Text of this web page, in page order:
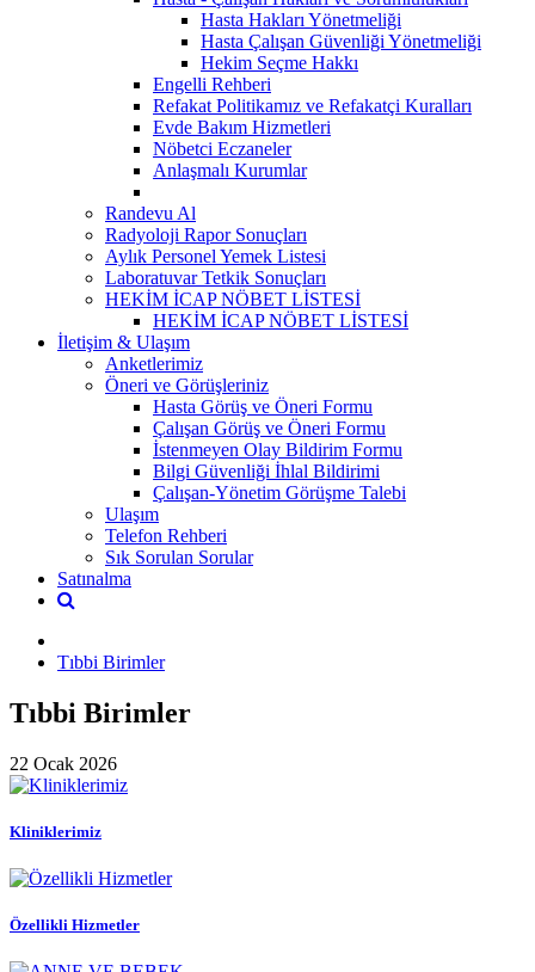
Hasta Hakları Yönetmeliği
Hasta Çalışan Güvenliği Yönetmeliği
Hekim Seçme Hakkı
Engelli Rehberi
Refakat Politikamız ve Refakatçi Kuralları
Evde Bakım Hizmetleri
Nöbetci Eczaneler
Anlaşmalı Kurumlar
Randevu Al
Radyoloji Rapor Sonuçları
Aylık Personel Yemek Listesi
Laboratuvar Tetkik Sonuçları
HEKİM İCAP NÖBET LİSTESİ
HEKİM İCAP NÖBET LİSTESİ
İletişim & Ulaşım
Anketlerimiz
Öneri ve Görüşleriniz
Hasta Görüş ve Öneri Formu
Çalışan Görüş ve Öneri Formu
İstenmeyen Olay Bildirim Formu
Bilgi Güvenliği İhlal Bildirimi
Çalışan-Yönetim Görüşme Talebi
Ulaşım
Telefon Rehberi
Sık Sorulan Sorular
Satınalma
Tıbbi Birimler
Tıbbi Birimler
22 Ocak 2026
Kliniklerimiz
Özellikli Hizmetler